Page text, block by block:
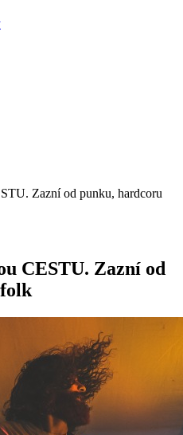
Zazní od punku, hardcoru
CESTU. Zazní od